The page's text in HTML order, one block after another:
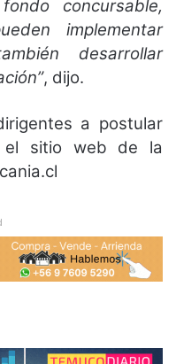
concursable,
implementar
desarrollar
, dijo.
a postular
el sitio web de la